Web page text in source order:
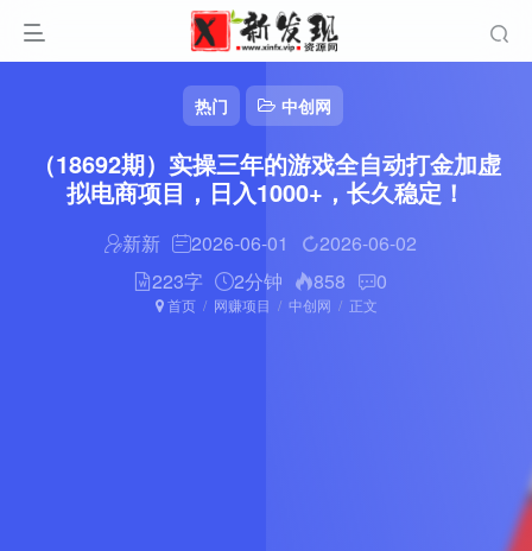
热门 中创网
（18692期）实操三年的游戏全自动打金加虚
拟电商项目，日入1000+，长久稳定！
新新 2026-06-01
2026-06-02
223字
2分钟 858 0
首页 网赚项目 中创网 正文